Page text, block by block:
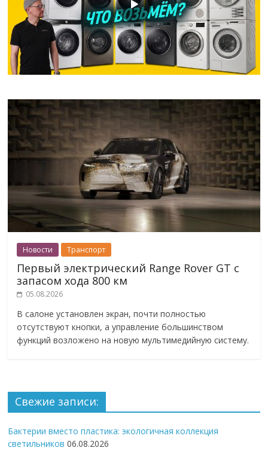
Новости Транспорт
Первый электрический Range Rover GT с
запасом хода 800 км
05.08.2026
В салоне установлен экран, почти полностью
отсутствуют кнопки, а управление большинством
функций возложено на новую мультимедийную систему.
Свежие записи:
Бактерии вместо пластика: экологичная коллекция
светильников 06.08.2026